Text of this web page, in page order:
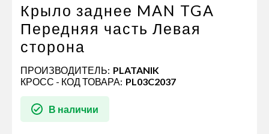
Крыло заднее MAN TGA
Передняя часть Левая
сторона
ПРОИЗВОДИТЕЛЬ: PLATANIK
КРОСС - КОД ТОВАРА: PL03C2037
В наличии